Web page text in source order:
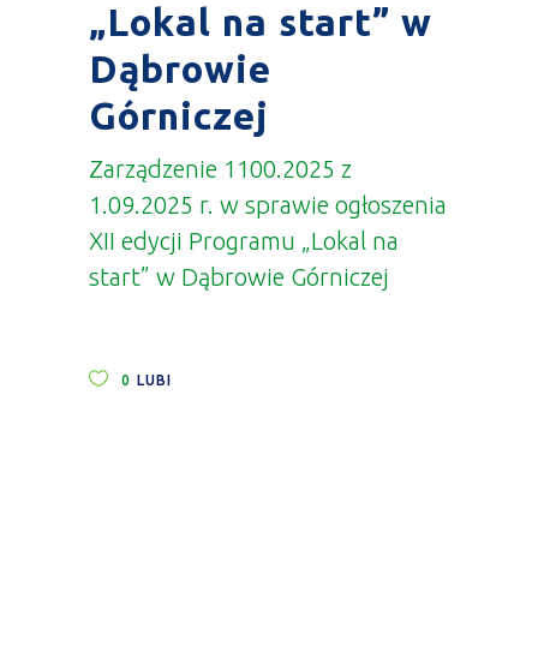
„Lokal na start” w
Dąbrowie
Górniczej
Zarządzenie 1100.2025 z
1.09.2025 r. w sprawie ogłoszenia
XII edycji Programu „Lokal na
start” w Dąbrowie Górniczej
0 LUBI